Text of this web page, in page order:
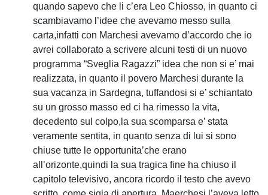
quando sapevo che li c’era Leo Chiosso, in quanto ci
scambiavamo l’idee che avevamo messo sulla
carta,infatti con Marchesi avevamo d’accordo che io
avrei collaborato a scrivere alcuni testi di un nuovo
programma “Sveglia Ragazzi” idea che non si e’ mai
realizzata, in quanto il povero Marchesi durante la
sua vacanza in Sardegna, tuffandosi si e’ schiantato
su un grosso masso ed ci ha rimesso la vita,
decedento sul colpo,la sua scomparsa e’ stata
veramente sentita, in quanto senza di lui si sono
chiuse tutte le opportunita’che erano
all’orizonte,quindi la sua tragica fine ha chiuso il
capitolo televisivo, ancora ricordo il testo che avevo